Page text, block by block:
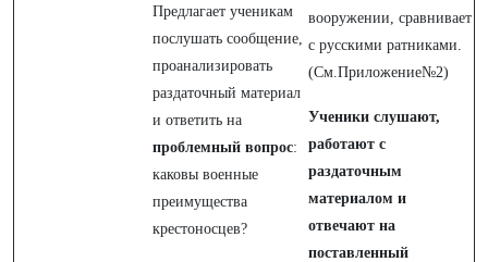
Предлагает ученикам
послушать сообщение,
проанализировать
раздаточный материал
и ответить на
проблемный вопрос:
каковы военные
преимущества
крестоносцев?
вооружении, сравнивает
с русскими ратниками.
(См.Приложение№2)
Ученики слушают,
работают с
раздаточным
материалом и
отвечают на
поставленный